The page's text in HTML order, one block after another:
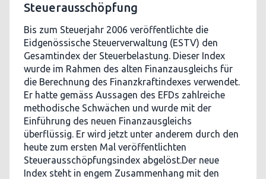
Steuerausschöpfung
Bis zum Steuerjahr 2006 veröffentlichte die
Eidgenössische Steuerverwaltung (ESTV) den
Gesamtindex der Steuerbelastung. Dieser Index
wurde im Rahmen des alten Finanzausgleichs für
die Berechnung des Finanzkraftindexes verwendet.
Er hatte gemäss Aussagen des EFDs zahlreiche
methodische Schwächen und wurde mit der
Einführung des neuen Finanzausgleichs
überflüssig. Er wird jetzt unter anderem durch den
heute zum ersten Mal veröffentlichten
Steuerausschöpfungsindex abgelöst.Der neue
Index steht in engem Zusammenhang mit den